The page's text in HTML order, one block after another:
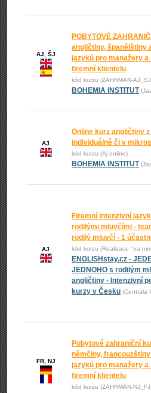
AJ, ŠJ
POBYTOVÉ
angličtiny, španělštiny
jazyků pro manažery a
firemní klientelu
kód kurzu (ZAHRMAN-
BOHEMIA INSTITUT
AJ
Online kurz angličtiny
individuálně či v
kód kurzu (Aj online)
BOHEMIA INSTITUT
AJ
Firemní intenzivní
rodilými mluvčími -
rodilý mluvčí - 1
kód kurzu (Realizace "na
ENGLISHstay.cz -
JEDNOHO s rodilým
angličtiny - Intenzivní
kurzy v Česku (Centrála
FR, NJ
Pobytové zahraniční
němčiny,
jazyků pro manažery a
firemní klientelu
kód kurzu (ZAHRMAN-